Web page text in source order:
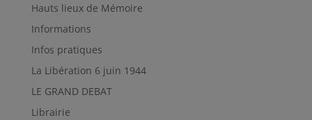
Hauts lieux de Mémoire
Informations
Infos pratiques
La Libération 6 juin 1944
LE GRAND DEBAT
Librairie